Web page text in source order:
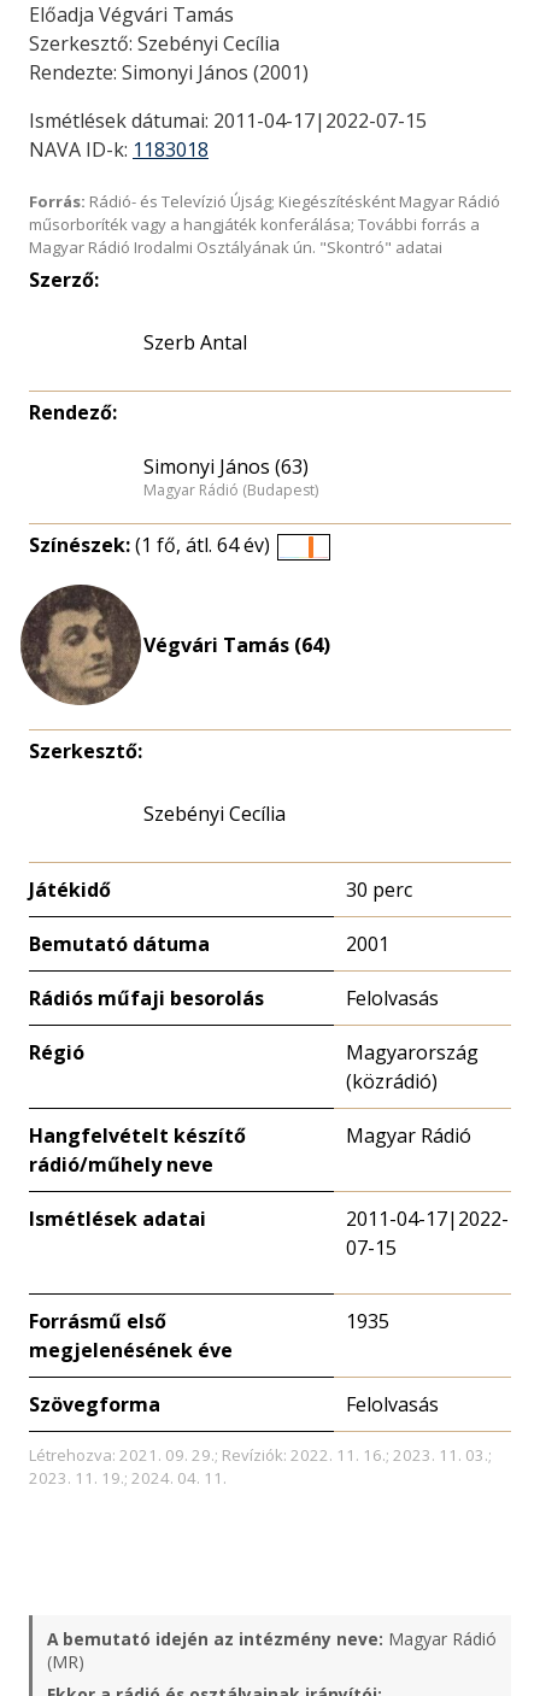
Előadja Végvári Tamás
Szerkesztő: Szebényi Cecília
Rendezte: Simonyi János (2001)
Ismétlések dátumai: 2011-04-17|2022-07-15
NAVA ID-k: 1183018
Forrás: Rádió- és Televízió Újság; Kiegészítésként Magyar Rádió
műsorboríték vagy a hangjáték konferálása; További forrás a
Magyar Rádió Irodalmi Osztályának ún. "Skontró" adatai
Szerző:
Szerb Antal
Rendező:
Simonyi János (63)
Magyar Rádió (Budapest)
Színészek:(1 fő, átl. 64 év)
Végvári Tamás (64)
Szerkesztő:
Szebényi Cecília
Játékidő 30 perc
Bemutató dátuma 2001
Rádiós műfaji besorolás Felolvasás
Régió
Magyarország
(közrádió)
Hangfelvételt készítő
rádió/műhely neve
Magyar Rádió
Ismétlések adatai
2011-04-17|2022-
07-15
Forrásmű első
megjelenésének éve
1935
Szövegforma Felolvasás
Létrehozva: 2021. 09. 29.; Revíziók: 2022. 11. 16.; 2023. 11. 03.;
2023. 11. 19.; 2024. 04. 11.
A bemutató idején az intézmény neve: Magyar Rádió
(MR)